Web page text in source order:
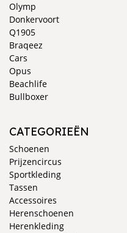
Olymp
Donkervoort
Q1905
Braqeez
Cars
Opus
Beachlife
Bullboxer
CATEGORIEËN
Schoenen
Prijzencircus
Sportkleding
Tassen
Accessoires
Herenschoenen
Herenkleding